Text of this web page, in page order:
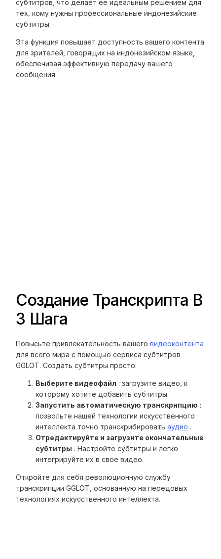
субтитров, что делает её идеальным решением для
тех, кому нужны профессиональные индонезийские
субтитры.
Эта функция повышает доступность вашего контента
для зрителей, говорящих на индонезийском языке,
обеспечивая эффективную передачу вашего
сообщения.
Создание Транскрипта В
3 Шага
Повысьте привлекательность вашеговидеоконтента
для всего мира с помощью сервиса субтитров
GGLOT. Создать субтитры просто:
Выберите видеофайл : загрузите видео, к
которому хотите добавить субтитры.
Запустить автоматическую транскрипцию :
позвольте нашей технологии искусственного
интеллекта точно транскрибироватьаудио .
Отредактируйте и загрузите окончательные
субтитры . Настройте субтитры и легко
интегрируйте их в свое видео.
Откройте для себя революционную службу
транскрипции GGLOT, основанную на передовых
технологиях искусственного интеллекта.